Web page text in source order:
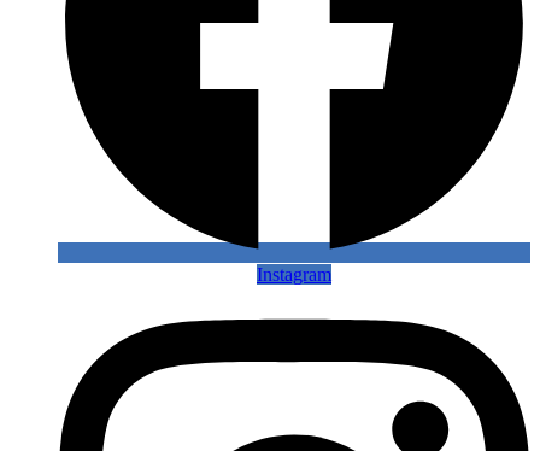
Instagram